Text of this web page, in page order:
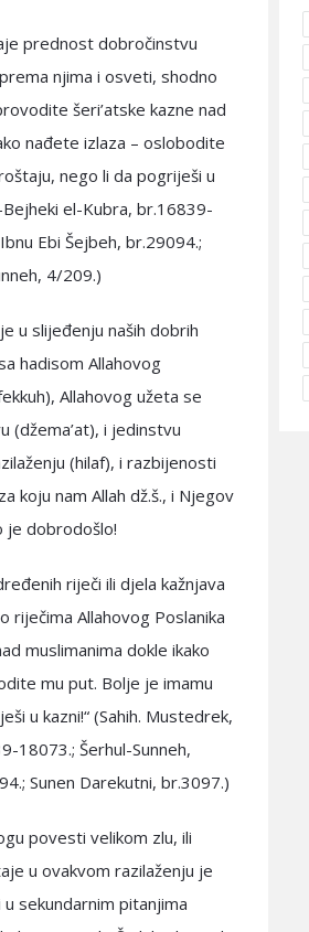
prednost dobročinstvu
njima i osveti, shodno
šeri’atske kazne nad
nađete izlaza – oslobodite
nego li da pogriješi u
Bejheki el-Kubra, br.16839-
Ebi Šejbeh, br.29094.;
4/209.)
u slijeđenju naših dobrih
hadisom Allahovog
Allahovog užeta se
(džema’at), i jedinstvu
(hilaf), i razbijenosti
koju nam Allah dž.š., i Njegov
je dobrodošlo!
riječi ili djela kažnjava
riječima Allahovog Poslanika
muslimanima dokle ikako
mu put. Bolje je imamu
u kazni!“ (Sahih. Mustedrek,
18073.; Šerhul-Sunneh,
Sunen Darekutni, br.3097.)
povesti velikom zlu, ili
u ovakvom razilaženju je
sekundarnim pitanjima